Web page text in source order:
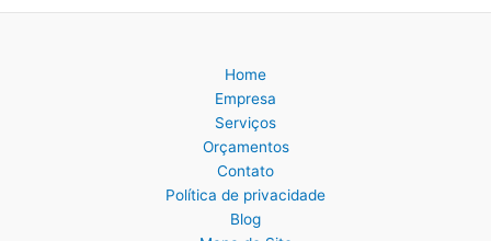
Home
Empresa
Serviços
Orçamentos
Contato
Política de privacidade
Blog